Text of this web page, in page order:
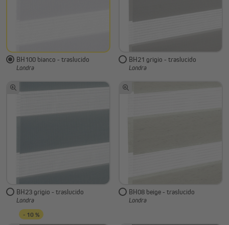
BH100 bianco - traslucido
Londra
BH21 grigio - traslucido
Londra
BH23 grigio - traslucido
Londra
- 10 %
BH08 beige - traslucido
Londra